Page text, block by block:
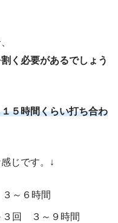
く必要があるでしょう
５時間くらい打ち合わ
じです。↓
～６時間
３回 ３～９時間